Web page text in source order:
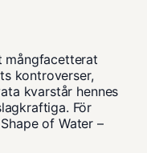
mångfacetterat
kontroverser,
kvarstår hennes
För
of Water –